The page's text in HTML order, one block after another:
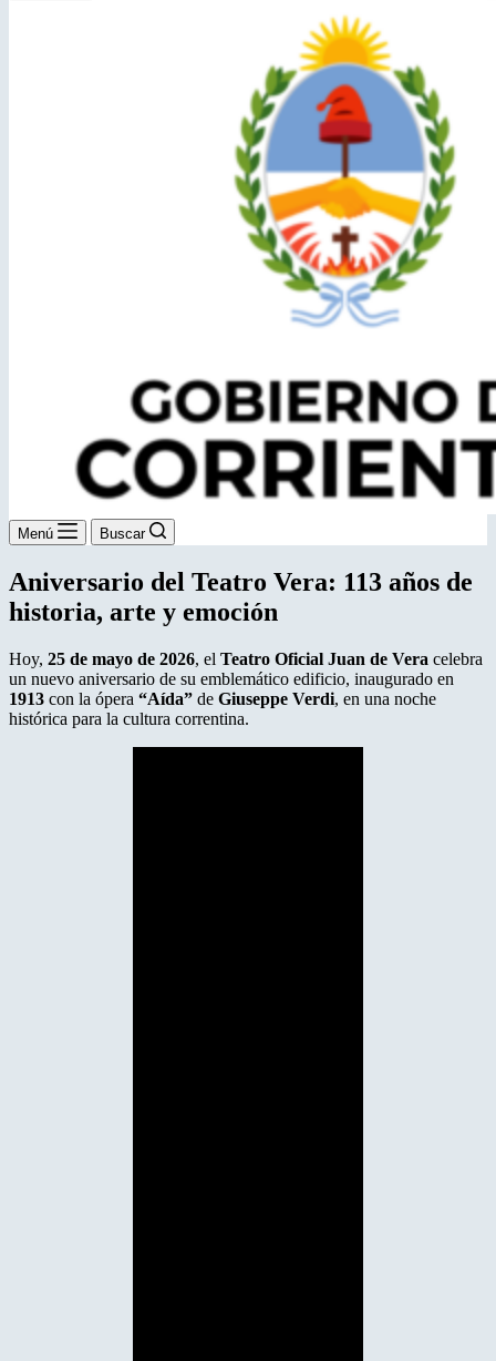
Menú Buscar
Aniversario del Teatro Vera: 113 años de
historia, arte y emoción
Hoy, 25 de mayo de 2026, el Teatro Oficial Juan de Vera celebra
un nuevo aniversario de su emblemático edificio, inaugurado en
1913 con la ópera “Aída” de Giuseppe Verdi, en una noche
histórica para la cultura correntina.